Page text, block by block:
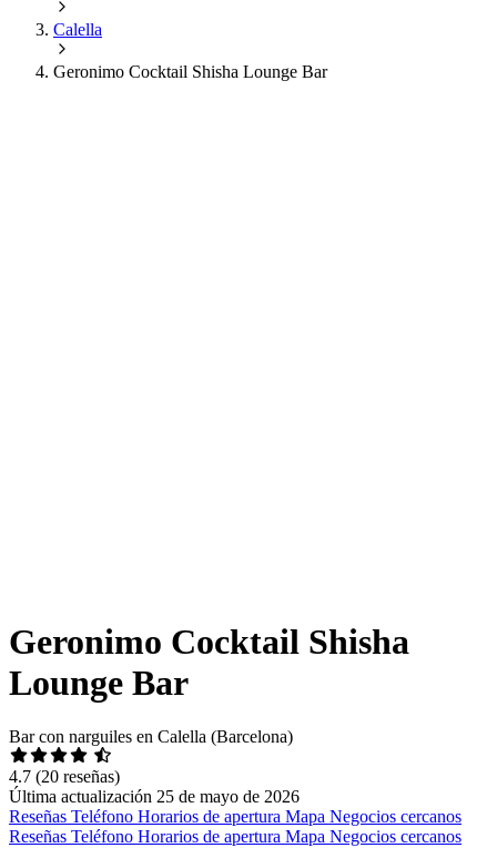
Calella
Geronimo Cocktail Shisha Lounge Bar
Geronimo Cocktail Shisha
Lounge Bar
Bar con narguiles en Calella (Barcelona)
4.7 (20 reseñas)
Última actualización 25 de mayo de 2026
Reseñas Teléfono Horarios de apertura Mapa Negocios cercanos
Reseñas Teléfono Horarios de apertura Mapa Negocios cercanos